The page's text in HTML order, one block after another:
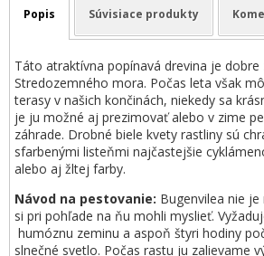
Popis Súvisiace produkty
Táto atraktívna popínavá drevina je
Stredozemného mora. Počas leta však
terasy v našich končinách, niekedy sa
je ju možné aj prezimovať alebo v zime
záhrade. Drobné biele kvety rastliny sú
sfarbenými listeňmi najčastejšie
alebo aj žltej farby.
Návod na pestovanie: Bugenvilea nie
si pri pohľade na ňu mohli myslieť.
humóznu zeminu a aspoň štyri hodiny
slnečné svetlo. Počas rastu ju zalievame